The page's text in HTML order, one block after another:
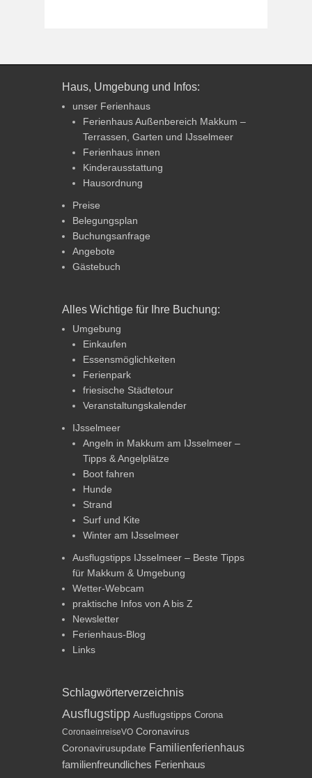
Haus, Umgebung und Infos:
unser Ferienhaus
Ferienhaus Außenbereich Makkum –
Terrassen, Garten und IJsselmeer
Ferienhaus innen
Kinderausstattung
Hausordnung
Preise
Belegungsplan
Buchungsanfrage
Angebote
Gästebuch
Alles Wichtige für Ihre Buchung:
Umgebung
Einkaufen
Essensmöglichkeiten
Ferienpark
friesische Städtetour
Veranstaltungskalender
IJsselmeer
Angeln in Makkum am IJsselmeer –
Tipps & Angelplätze
Boot fahren
Hunde
Strand
Surf und Kite
Winter am IJsselmeer
Ausflugstipps IJsselmeer – Beste Tipps
für Makkum & Umgebung
Wetter-Webcam
praktische Infos von A bis Z
Newsletter
Ferienhaus-Blog
Links
Schlagwörterverzeichnis
Ausflugstipp Ausflugstipps Corona
CoronaeinreiseVO Coronavirus
Coronavirusupdate Familienferienhaus
familienfreundliches Ferienhaus